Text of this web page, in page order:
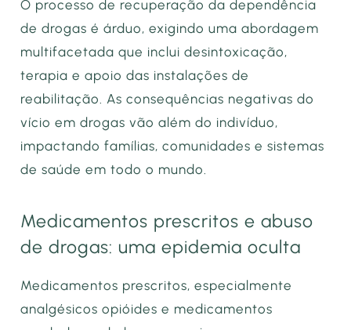
O processo de recuperação da dependência
de drogas é árduo, exigindo uma abordagem
multifacetada que inclui desintoxicação,
terapia e apoio das instalações de
reabilitação. As consequências negativas do
vício em drogas vão além do indivíduo,
impactando famílias, comunidades e sistemas
de saúde em todo o mundo.
Medicamentos prescritos e abuso
de drogas: uma epidemia oculta
Medicamentos prescritos, especialmente
analgésicos opióides e medicamentos